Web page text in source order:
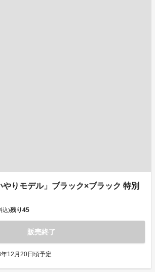
りモデル」ブラック×ブラック 特別
込)残り45
販売終了
12月20日頃予定